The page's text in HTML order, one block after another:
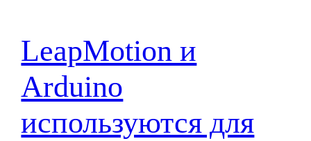
LeapMotion и
Arduino
используются для